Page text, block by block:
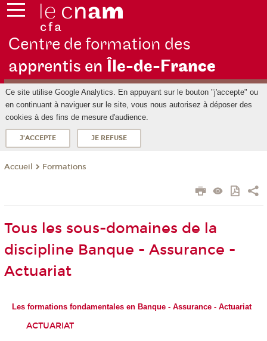
Centre de formation des
apprentis en Île-de-France
Ce site utilise Google Analytics. En appuyant sur le bouton "j'accepte" ou
en continuant à naviguer sur le site, vous nous autorisez à déposer des
cookies à des fins de mesure d'audience.
J'ACCEPTE JE REFUSE
Accueil Formations
Tous les sous-domaines de la
discipline Banque - Assurance -
Actuariat
Les formations fondamentales en Banque - Assurance - Actuariat
ACTUARIAT